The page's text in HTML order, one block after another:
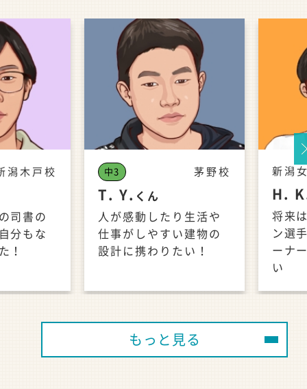
潟木戸校
司書の
分もな
！
中3 茅野校
T. Y. くん
人が感動したり生活や
仕事がしやすい建物の
設計に携わりたい！
新潟
H.
将来
ン選
ーナ
い
もっと見る